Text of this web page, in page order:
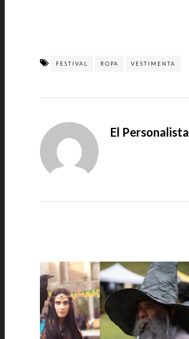
FESTIVAL ROPA VESTIMENTA
El Personalista